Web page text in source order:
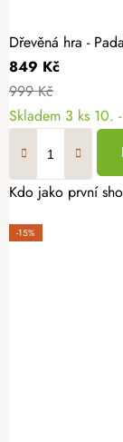
Dřevěná hra -
849 Kč
999 Kč
Skladem 3 ks 10.
Kdo jako první
-15%